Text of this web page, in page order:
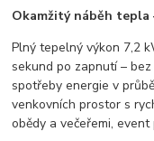
Okamžitý náběh tepla
Plný tepelný výkon 7,2
sekund po zapnutí –
spotřeby energie v
venkovních prostor s
obědy a večeřemi,